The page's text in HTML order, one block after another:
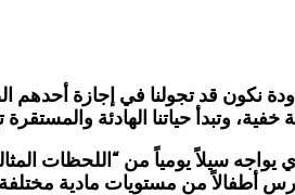
قد تجولنا في إجازة أحدهم
وتبدأ حياتنا الهادئة والمستقرة
سيلاً يومياً من “اللحظات
أطفالاً من مستويات مادية مختلفة